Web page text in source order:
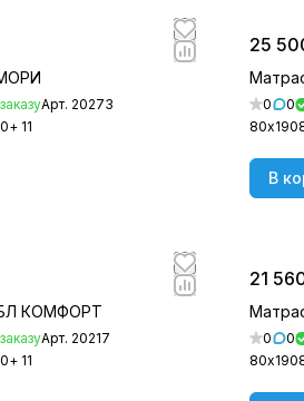
Арт. 20273
+ 11
25
0 0
80х190
В
КОМФОРТ
Арт. 20217
+ 11
21
0 0
80х190